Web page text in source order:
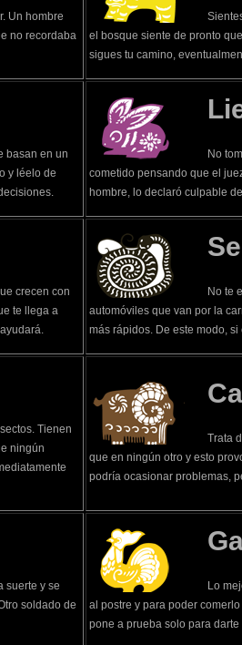
Un hombre
no recordaba
el bosque siente de pronto
sigues tu camino,
basan en un
y léelo de
No
cometido pensando que el
hombre, lo declaró culpable
crecen con
te llega a
No te
automóviles que van por la
más rápidos. De este modo,
Tienen
ningún
Trata
que en ningún otro y esto
podría ocasionar problemas,
suerte y se
soldado de
Lo
al postre y para poder
pone a prueba solo para